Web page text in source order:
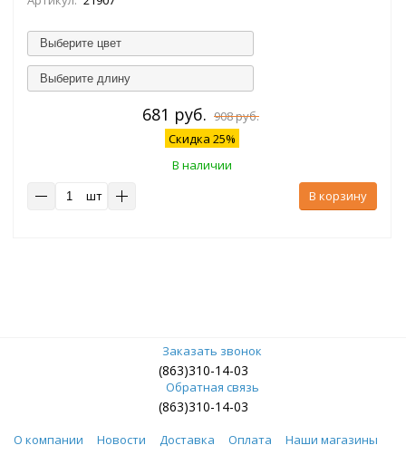
Выберите цвет
Выберите длину
681 руб. 908 руб.
Скидка 25%
В наличии
шт
В корзину
Заказать звонок
(863)310-14-03
Обратная связь
(863)310-14-03
О компании Новости Доставка Оплата
Наши магазины